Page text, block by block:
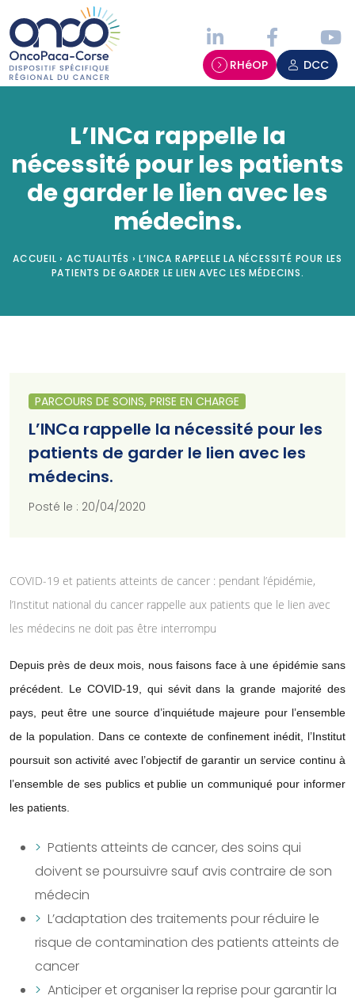
RHéOP DCC
L’INCa rappelle la
nécessité pour les patients
de garder le lien avec les
médecins.
ACCUEIL › ACTUALITÉS › L’INCA RAPPELLE LA NÉCESSITÉ POUR LES
PATIENTS DE GARDER LE LIEN AVEC LES MÉDECINS.
PARCOURS DE SOINS, PRISE EN CHARGE
L’INCa rappelle la nécessité pour les
patients de garder le lien avec les
médecins.
Posté le : 20/04/2020
COVID-19 et patients atteints de cancer : pendant l’épidémie,
l’Institut national du cancer rappelle aux patients que le lien avec
les médecins ne doit pas être interrompu
Depuis près de deux mois, nous faisons face à une épidémie sans
précédent. Le COVID-19, qui sévit dans la grande majorité des
pays, peut être une source d’inquiétude majeure pour l’ensemble
de la population. Dans ce contexte de confinement inédit, l’Institut
poursuit son activité avec l’objectif de garantir un service continu à
l’ensemble de ses publics et publie un communiqué pour informer
les patients.
Patients atteints de cancer, des soins qui
doivent se poursuivre sauf avis contraire de son
médecin
L’adaptation des traitements pour réduire le
risque de contamination des patients atteints de
cancer
Anticiper et organiser la reprise pour garantir la
Panneau de gestion des cookies